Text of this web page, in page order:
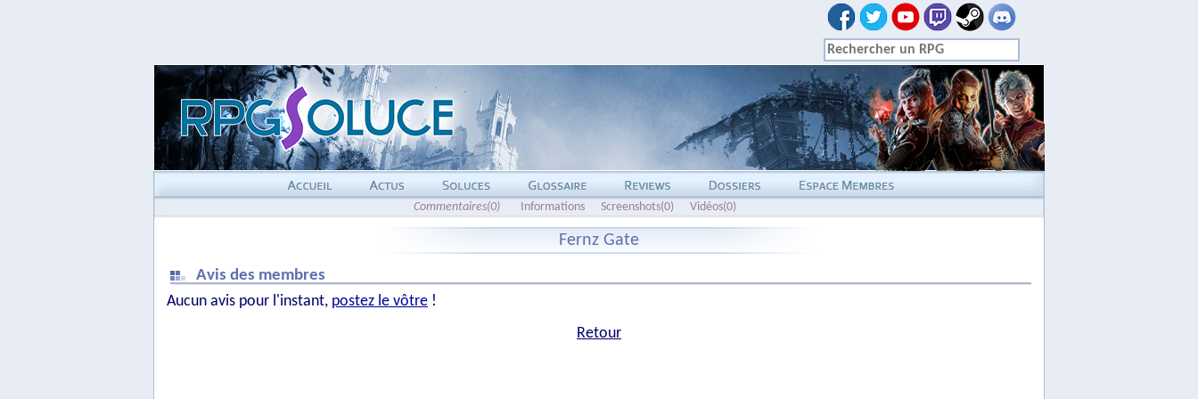
Commentaires(0) Informations Screenshots(0) Vidéos(0)
Fernz Gate
Avis des membres
Aucun avis pour l'instant, postez le vôtre !
Retour